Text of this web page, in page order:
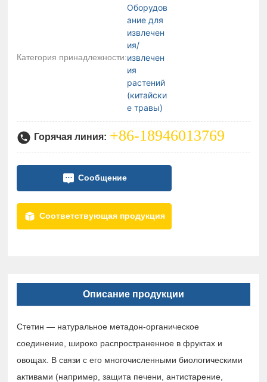
Категория принадлежности:
Оборудов
ание для
извлечен
ия/
извлечен
ия
растений
(китайски
е травы)
Горячая линия: +86-18946013769
Сообщение
Соответствующая продукция
Описание продукции
Стетин — натуральное метадон-органическое
соединение, широко распространенное в фруктах и
овощах. В связи с его многочисленными биологическими
активами (например, защита печени, антистарение,